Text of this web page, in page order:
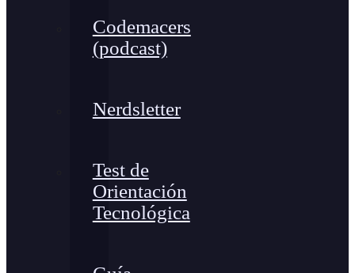
Codemacers
(podcast)
Nerdsletter
Test de
Orientación
Tecnológica